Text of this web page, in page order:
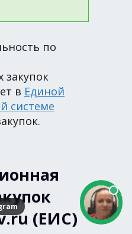
по
закупок
в Единой
системе
(ЕИС)